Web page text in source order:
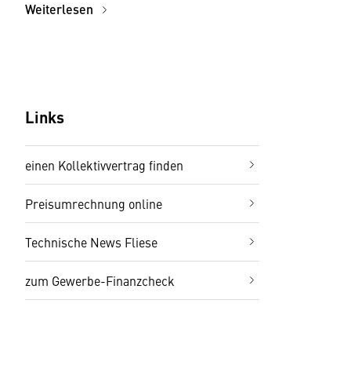
Weiterlesen
Links
einen Kollektivvertrag finden
Preisumrechnung online
Technische News Fliese
zum Gewerbe-Finanzcheck